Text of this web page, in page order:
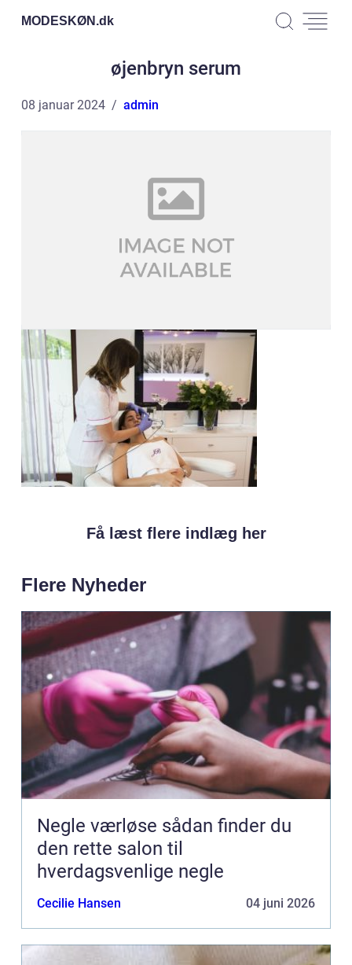
MODESKØN.dk
øjenbryn serum
08 januar 2024 admin
Få læst flere indlæg her
Flere Nyheder
Negle værløse sådan finder du
den rette salon til
hverdagsvenlige negle
Cecilie Hansen 04 juni 2026